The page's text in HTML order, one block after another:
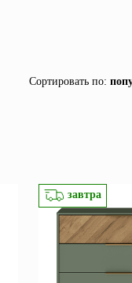
Открытые
Сортировать по:
завтра